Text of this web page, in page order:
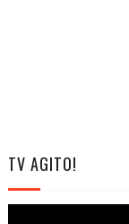
TV AGITO!